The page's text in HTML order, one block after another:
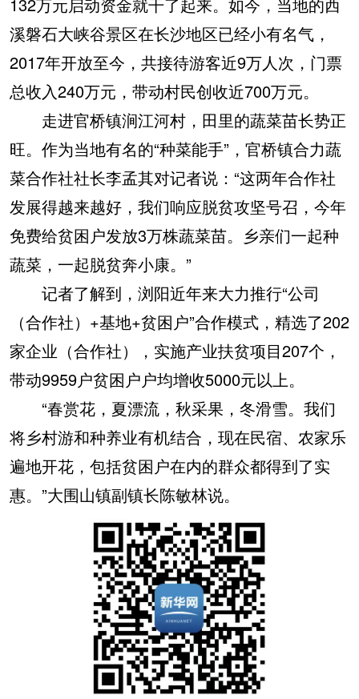
溪磐石大峡谷景区在长沙地区已经小有名气，
2017年开放至今，共接待游客近9万人次，门票
总收入240万元，带动村民创收近700万元。
走进官桥镇涧江河村，田里的蔬菜苗长势正
旺。作为当地有名的“种菜能手”，官桥镇合力蔬
菜合作社社长李孟其对记者说：“这两年合作社
发展得越来越好，我们响应脱贫攻坚号召，今年
免费给贫困户发放3万株蔬菜苗。乡亲们一起种
蔬菜，一起脱贫奔小康。”
记者了解到，浏阳近年来大力推行“公司
（合作社）+基地+贫困户”合作模式，精选了202
家企业（合作社），实施产业扶贫项目207个，
带动9959户贫困户户均增收5000元以上。
“春赏花，夏漂流，秋采果，冬滑雪。我们
将乡村游和种养业有机结合，现在民宿、农家乐
遍地开花，包括贫困户在内的群众都得到了实
惠。”大围山镇副镇长陈敏林说。